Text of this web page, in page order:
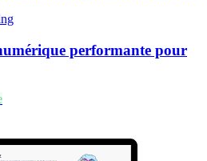
performante pour